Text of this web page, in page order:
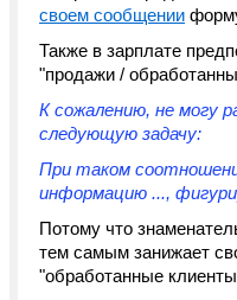
своем сообщении
Также в зарплате
"продажи /
К сожалению, не могу
следующую задачу:
При таком
информацию ...,
Потому что
тем самым занижает
"обработанные